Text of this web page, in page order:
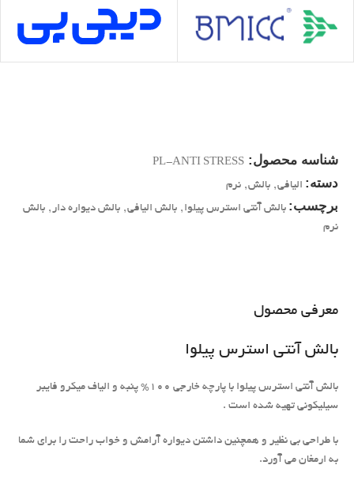
معرفی محصول
بالش آنتی استرس پیلوا
بالش آنتی استرس پیلوا با پارچه خارجی 100% پنبه و الیاف میکرو فایبر
سیلیکونی تهیه شده است .
با طراحی بی نظیر و همچنین داشتن دیواره آرامش و خواب راحت را برای شما
به ارمغان می آورد.
شناسه محصول: PL-ANTI STRESS
دسته: الیافی, بالش, نرم
برچسب: بالش آنتی استرس پیلوا , بالش الیافی, بالش دیواره دار , بالش
نرم